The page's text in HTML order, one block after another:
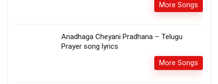
More Songs
Anadhaga Cheyani Pradhana – Telugu
Prayer song lyrics
More Songs